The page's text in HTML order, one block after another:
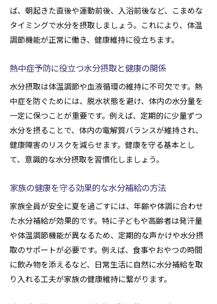
ば、朝起きた直後や運動前後、入浴前後など、こまめな
タイミングで水分を摂取しましょう。これにより、体温
調節機能が正常に働き、健康維持に役立ちます。
熱中症予防に役立つ水分摂取と健康の関係
水分摂取は体温調節や血液循環の維持に不可欠です。熱
中症を防ぐためには、脱水状態を避け、体内の水分量を
一定に保つことが重要です。例えば、定期的に少量ずつ
水分を摂ることで、体内の電解質バランスが維持され、
健康障害のリスクを減らせます。健康を守る基本とし
て、意識的な水分摂取を習慣化しましょう。
家族の健康を守る効果的な水分補給の方法
家族全員が安全に夏を過ごすには、年齢や体調に合わせ
た水分補給が効果的です。特に子どもや高齢者は発汗量
や体温調節機能が異なるため、定期的な声かけや水分摂
取のサポートが必要です。例えば、食事やおやつの時間
に飲み物を添えるなど、日常生活に自然に水分補給を取
り入れる工夫が家族の健康維持に繋がります。